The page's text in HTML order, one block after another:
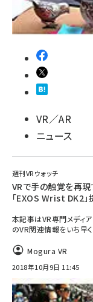
VR／AR
ニュース
週刊VRウォッチ
VRで手の触覚を再
「EXOS Wrist DK2
本記事はVR専門メディ
のVR関連情報をいち早く
Mogura VR
2018年10月9日 11:45